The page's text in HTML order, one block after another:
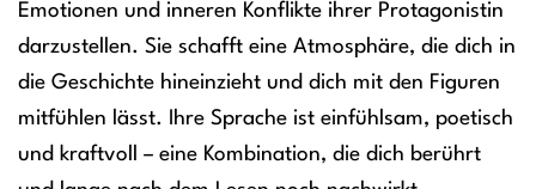
Emotionen und inneren Konflikte ihrer Protagonistin
darzustellen. Sie schafft eine Atmosphäre, die dich in
die Geschichte hineinzieht und dich mit den Figuren
mitfühlen lässt. Ihre Sprache ist einfühlsam, poetisch
und kraftvoll – eine Kombination, die dich berührt